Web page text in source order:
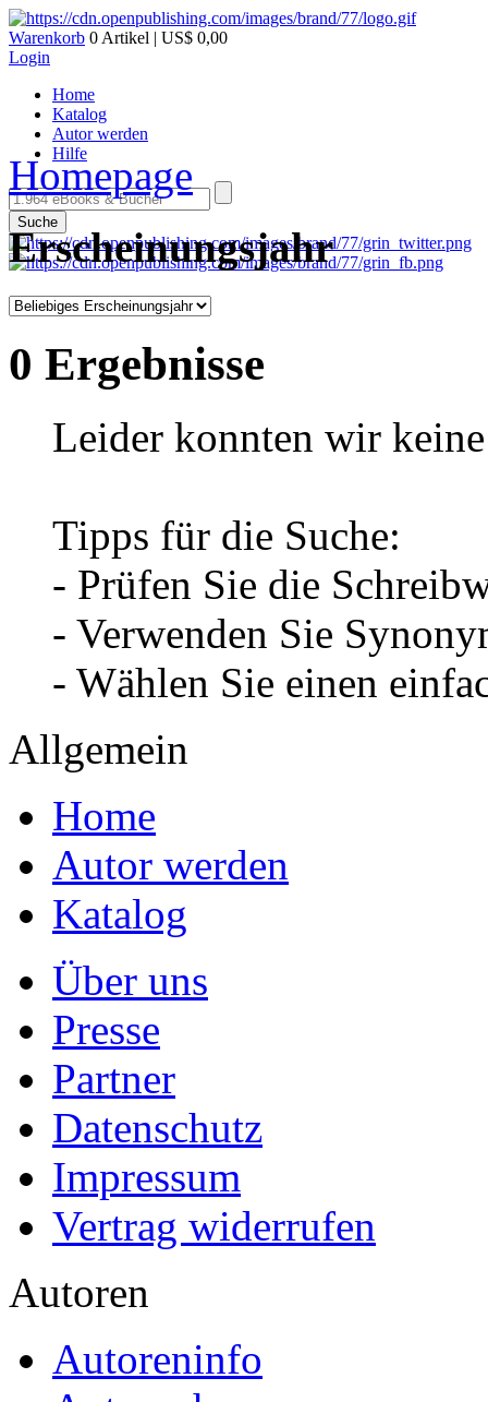
Warenkorb 0 Artikel | US$ 0,00
Login
Home
Katalog
Autor werden
Hilfe
Suche
Homepage
Erscheinungsjahr
0 Ergebnisse
Leider konnten wir
Tipps für die Suche:
- Prüfen Sie die
- Verwenden Sie
- Wählen Sie einen
Allgemein
Home
Autor werden
Katalog
Über uns
Presse
Partner
Datenschutz
Impressum
Vertrag widerrufen
Autoren
Autoreninfo